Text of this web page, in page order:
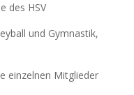
des HSV
und Gymnastik,
einzelnen Mitglieder